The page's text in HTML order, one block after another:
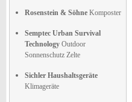
Rosenstein & Söhne Komposter
Semptec Urban Survival
Technology Outdoor
Sonnenschutz Zelte
Sichler Haushaltsgeräte
Klimageräte